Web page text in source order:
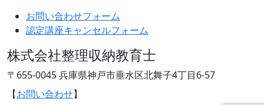
お問い合わせフォーム
認定講座キャンセルフォーム
株式会社整理収納教育士
〒655-0045 兵庫県神戸市垂水区北舞子4丁目6-57
【お問い合わせ】